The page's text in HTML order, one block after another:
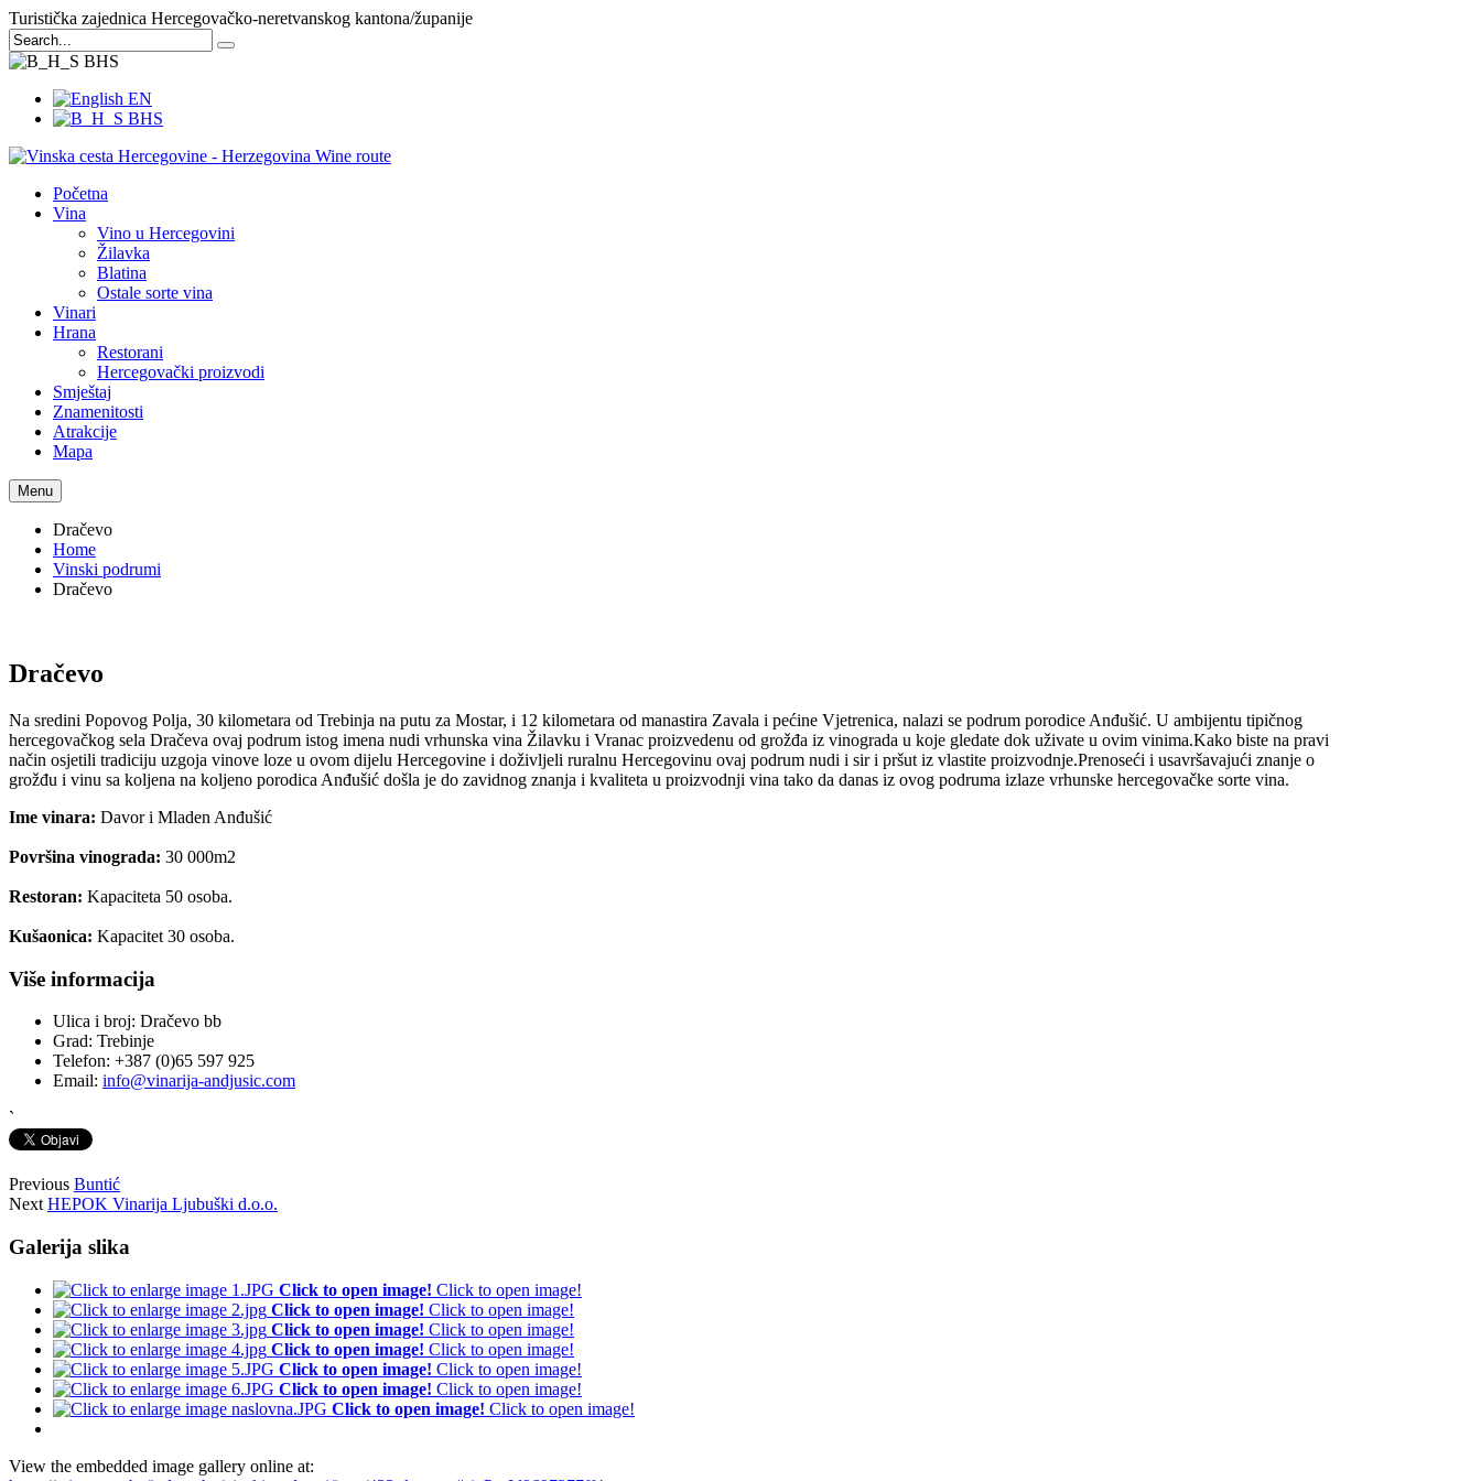
Turistička zajednica Hercegovačko-neretvanskog kantona/županije
BHS
EN
BHS
Početna
Vina
Vino u Hercegovini
Žilavka
Blatina
Ostale sorte vina
Vinari
Hrana
Restorani
Hercegovački proizvodi
Smještaj
Znamenitosti
Atrakcije
Mapa
Menu
Dračevo
Home
Vinski podrumi
Dračevo
Dračevo
Na sredini Popovog Polja, 30 kilometara od Trebinja na putu za Mostar, i 12 kilometara od manastira Zavala i pećine Vjetrenica, nalazi se podrum porodice Anđušić. U ambijentu tipičnog
hercegovačkog sela Dračeva ovaj podrum istog imena nudi vrhunska vina Žilavku i Vranac proizvedenu od grožđa iz vinograda u koje gledate dok uživate u ovim vinima.Kako biste na pravi
način osjetili tradiciju uzgoja vinove loze u ovom dijelu Hercegovine i doživljeli ruralnu Hercegovinu ovaj podrum nudi i sir i pršut iz vlastite proizvodnje.Prenoseći i usavršavajući znanje o
grožđu i vinu sa koljena na koljeno porodica Anđušić došla je do zavidnog znanja i kvaliteta u proizvodnji vina tako da danas iz ovog podruma izlaze vrhunske hercegovačke sorte vina.
Ime vinara: Davor i Mladen Anđušić
Površina vinograda: 30 000m2
Restoran: Kapaciteta 50 osoba.
Kušaonica: Kapacitet 30 osoba.
Više informacija
Ulica i broj: Dračevo bb
Grad: Trebinje
Telefon: +387 (0)65 597 925
Email: info@vinarija-andjusic.com
`
Previous Buntić
Next HEPOK Vinarija Ljubuški d.o.o.
Galerija slika
Click to open image! Click to open image!
Click to open image! Click to open image!
Click to open image! Click to open image!
Click to open image! Click to open image!
Click to open image! Click to open image!
Click to open image! Click to open image!
Click to open image! Click to open image!
View the embedded image gallery online at: